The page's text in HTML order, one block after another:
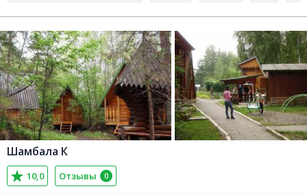
Шамбала К
10,0 Отзывы 0